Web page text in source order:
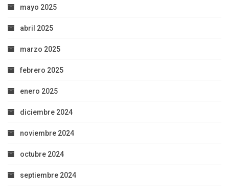
mayo 2025
abril 2025
marzo 2025
febrero 2025
enero 2025
diciembre 2024
noviembre 2024
octubre 2024
septiembre 2024